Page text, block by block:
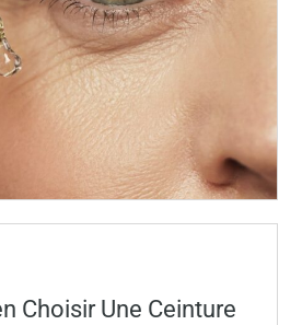
Choisir Une Ceinture